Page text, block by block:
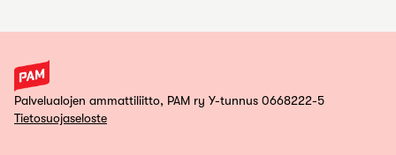
Palvelualojen ammattiliitto, PAM ry Y-tunnus 0668222-5
Tietosuojaseloste